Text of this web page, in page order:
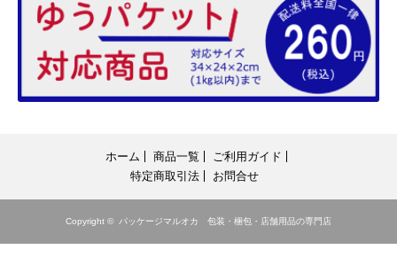
ホーム 商品一覧
ご利用ガイド
特定商取引法
お問合せ
Copyright © パッケージマルオカ 包装・梱包・店舗用品の専門店